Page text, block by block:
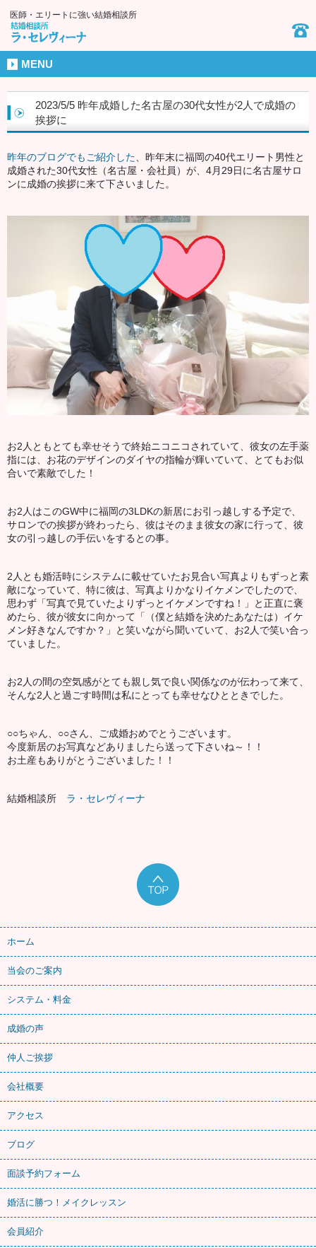
医師・エリートに強い結婚相談所
MENU
2023/5/5 昨年成婚した名古屋の30代女性が2人で成婚の
挨拶に
昨年のブログでもご紹介した 、昨年末に福岡の40代エリート男性と
成婚された30代女性（名古屋・会社員）が、4月29日に名古屋サロ
ンに成婚の挨拶に来て下さいました。
お2人ともとても幸せそうで終始ニコニコされていて、彼女の左手薬
指には、お花のデザインのダイヤの指輪が輝いていて、とてもお似
合いで素敵でした！
お2人はこのGW中に福岡の3LDKの新居にお引っ越しする予定で、
サロンでの挨拶が終わったら、彼はそのまま彼女の家に行って、彼
女の引っ越しの手伝いをするとの事。
2人とも婚活時にシステムに載せていたお見合い写真よりもずっと素
敵になっていて、特に彼は、写真よりかなりイケメンでしたので、
思わず「写真で見ていたよりずっとイケメンですね！」と正直に褒
めたら、彼が彼女に向かって「（僕と結婚を決めたあなたは）イケ
メン好きなんですか？」と笑いながら聞いていて、お2人で笑い合っ
ていました。
お2人の間の空気感がとても親し気で良い関係なのが伝わって来て、
そんな2人と過ごす時間は私にとっても幸せなひとときでした。
○○ちゃん、○○さん、ご成婚おめでとうございます。
今度新居のお写真などありましたら送って下さいね～！！
お土産もありがとうございました！！
結婚相談所 ラ・セレヴィーナ
ホーム
当会のご案内
システム・料金
成婚の声
仲人ご挨拶
会社概要
アクセス
ブログ
面談予約フォーム
婚活に勝つ！メイクレッスン
会員紹介